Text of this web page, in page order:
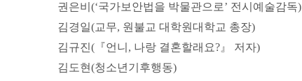
권은비(‘국가보안법을 박물관으로’ 전시예술감독)
김경일(교무, 원불교 대학원대학교 총장)
김규진(『언니, 나랑 결혼할래요?』 저자)
김도현(청소년기후행동)